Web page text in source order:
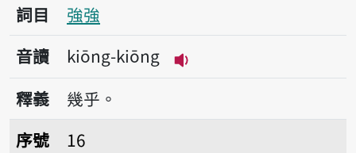
詞目
強強
音讀
kiōng-kiōng
播放音讀kiōng-kiōng
釋義
幾乎。
序號16賭強
序號
16